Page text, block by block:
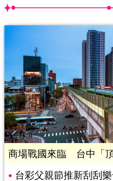
商場戰國來臨 台中「
台彩父親節推新刮刮樂